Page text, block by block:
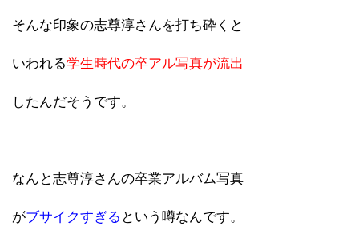
そんな印象の志尊淳さんを打ち砕くと
いわれる学生時代の卒アル写真が流出
したんだそうです。
なんと志尊淳さんの卒業アルバム写真
がブサイクすぎる という噂なんです。